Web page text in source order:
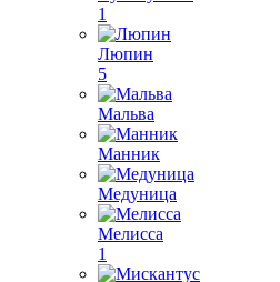
1
Люпин
5
Мальва
Манник
Медуница
Мелисса
1